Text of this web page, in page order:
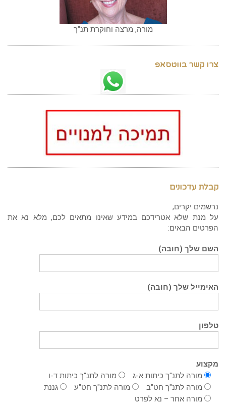
מורה, מרצה וחוקרת תנ"ך
צרו קשר בווטסאפ
קבלת עדכונים
נרשמים יקרים,
על מנת שלא אטרידכם במידע שאינו מתאים לכם, מלא נא את
הפרטים הבאים:
השם שלך (חובה)
האימייל שלך (חובה)
טלפון
מקצוע
מורה לתנ"ך כיתות א-ג
מורה לתנ"ך כיתות ד-ו
מורה לתנ"ך חט"ב
מורה לתנ"ך חט"ע
גננת
מורה אחר – נא לפרט